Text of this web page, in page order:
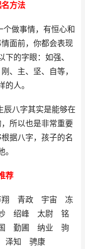
方法
个做事情，有恒心和
面前，你都会表现
的字眼：如强、
、主、坚、自等，
人。
辰八字其实是能够在
所以也是非常重要
据八字，孩子的名
荐
青政 宇宙 冻
绍峰 太尉 铭
勤圃 纳业 驹
泽知 骋康